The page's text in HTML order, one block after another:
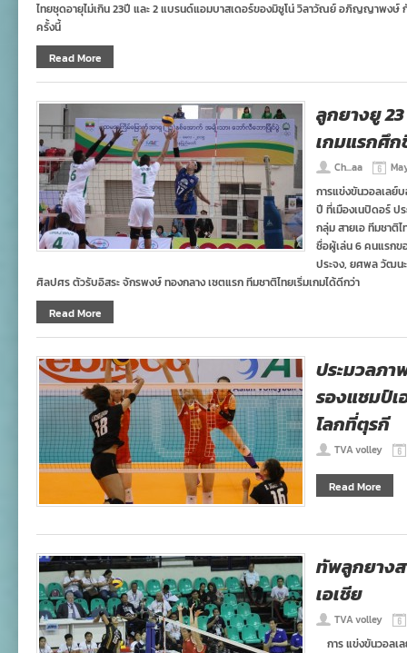
ไทยชุดอายุไม่เกิน 23ปี และ 2 แบรนด์แอมบาสเดอร์ของมิซูโน่ วิลาวัณย์ อภิญญาพงษ์
ครั้งนี้
Read More
ลูกยางยู
เกมแรกศึก
Ch...aa
การแข่งขันวอลเลย์บ
ปี ที่เมืองเนปิดอร์ ป
กลุ่ม สายเอ ทีมชาติ
ชื่อผู้เล่น 6 คนแรก
ประจง, ยศพล วัฒน
ศิลปศร ตัวรับอิสระ จักรพงษ์ ทองกลาง เซตแรก ทีมชาติไทยเริ่มเกมได้ดีกว่า
Read More
ประมวลภา
รองแชมป์เ
โลกที่ตุรกี
TVA volley
Read More
ทัพลูกยางส
เอเชีย
TVA volley
การ แข่งขันวอลเ